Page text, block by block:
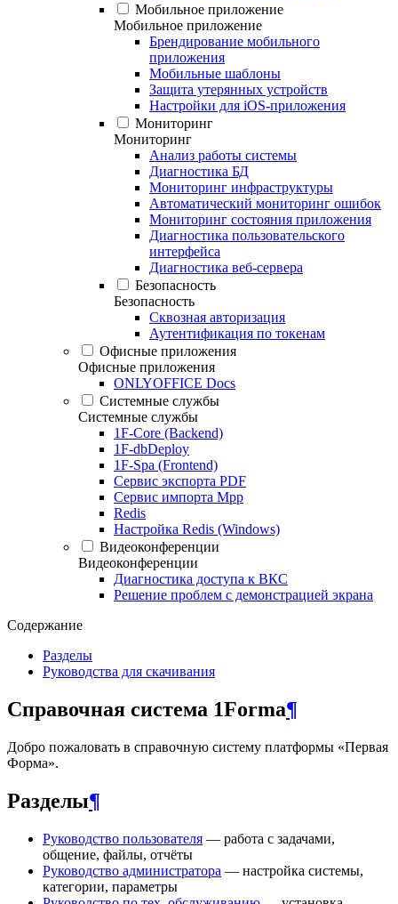
Мобильное приложение
Мобильное приложение
Брендирование мобильного
приложения
Мобильные шаблоны
Защита утерянных устройств
Настройки для iOS-приложения
Мониторинг
Мониторинг
Анализ работы системы
Диагностика БД
Мониторинг инфраструктуры
Автоматический мониторинг ошибок
Мониторинг состояния приложения
Диагностика пользовательского
интерфейса
Диагностика веб-сервера
Безопасность
Безопасность
Сквозная авторизация
Аутентификация по токенам
Офисные приложения
Офисные приложения
ONLYOFFICE Docs
Системные службы
Системные службы
1F-Core (Backend)
1F-dbDeploy
1F-Spa (Frontend)
Сервис экспорта PDF
Сервис импорта Mpp
Redis
Настройка Redis (Windows)
Видеоконференции
Видеоконференции
Диагностика доступа к ВКС
Решение проблем с демонстрацией экрана
Содержание
Разделы
Руководства для скачивания
Справочная система 1Forma¶
Добро пожаловать в справочную систему платформы «Первая
Форма».
Разделы¶
Руководство пользователя — работа с задачами,
общение, файлы, отчёты
Руководство администратора — настройка системы,
категории, параметры